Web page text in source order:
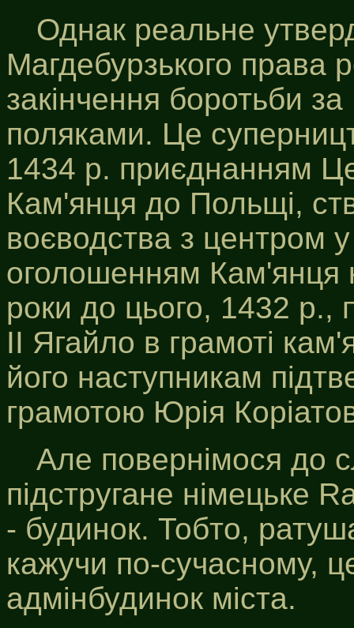
Однак реальне
Магдебурзького права
закінчення боротьби
поляками. Це
1434 р. приєднанням
Кам'янця до Польщі,
воєводства з центром
оголошенням Кам'янця
роки до цього, 1432 p.,
II Ягайло в грамоті
його наступникам
грамотою Юрія
Але повернімося до
підстругане німецьке
- будинок. Тобто,
кажучи по-сучасному,
адмінбудинок міста.